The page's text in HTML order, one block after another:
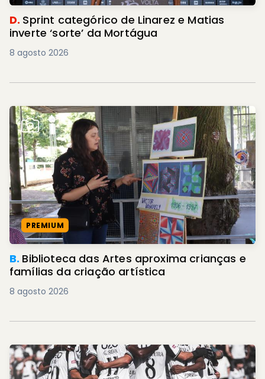
D. Sprint categórico de Linarez e Matias
inverte ‘sorte’ da Mortágua
8 agosto 2026
PREMIUM
B. Biblioteca das Artes aproxima crianças e
famílias da criação artística
8 agosto 2026